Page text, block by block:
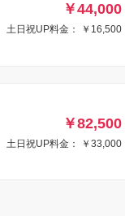
￥44,000
土日祝UP料金： ￥16,500
￥82,500
土日祝UP料金： ￥33,000